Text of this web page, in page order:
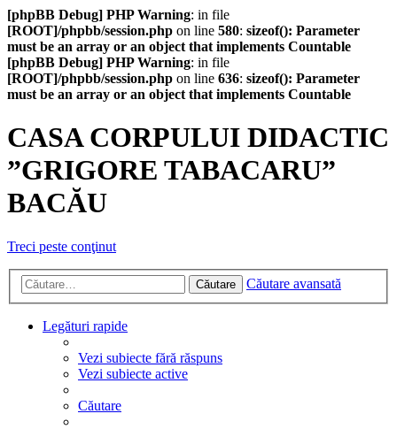
[phpBB Debug] PHP Warning: in file
[ROOT]/phpbb/session.php on line 580: sizeof(): Parameter
must be an array or an object that implements Countable
[phpBB Debug] PHP Warning: in file
[ROOT]/phpbb/session.php on line 636: sizeof(): Parameter
must be an array or an object that implements Countable
CASA CORPULUI DIDACTIC
”GRIGORE TABACARU”
BACĂU
Treci peste conţinut
Căutare Căutare avansată
Legături rapide
Vezi subiecte fără răspuns
Vezi subiecte active
Căutare